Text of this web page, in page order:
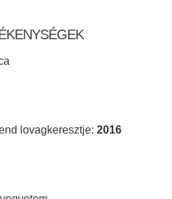
lovagkeresztje: 2016